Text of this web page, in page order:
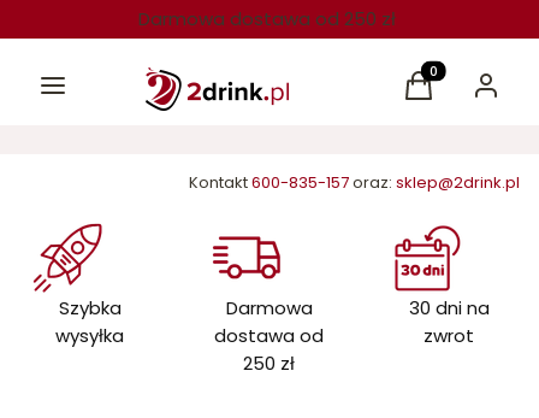
Darmowa dostawa od 250 zł
Menu Produkty w
Koszyk Zaloguj
Kontakt600-835-157oraz: sklep@2drink.pl
Szybka
wysyłka
Darmowa
dostawa od
250 zł
30 dni na
zwrot